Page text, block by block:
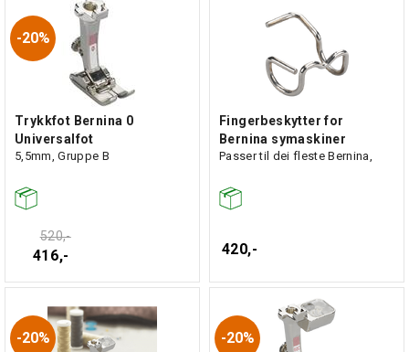
20%
Trykkfot Bernina 0
Universalfot
5,5mm, Gruppe B
520,-
416,-
Fingerbeskytter for
Bernina symaskiner
Passer til dei fleste Bernina,
420,-
20% 20%